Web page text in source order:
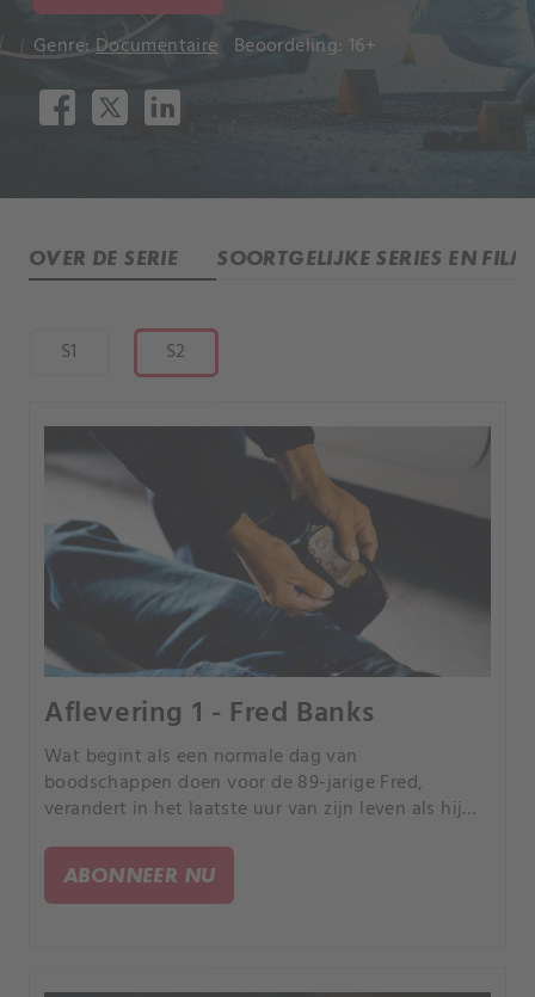
Genre: Documentaire Beoordeling: 16+
OVER DE SERIE SOORTGELIJKE SERIES EN
S1 S2
Aflevering 1 - Fred Banks
Wat begint als een normale dag van
boodschappen doen voor de 89-jarige Fred,
verandert in het laatste uur van zijn leven als hij
kleine stadje Turtleford, Saskatchewan, is
binnengereden.
ABONNEER NU